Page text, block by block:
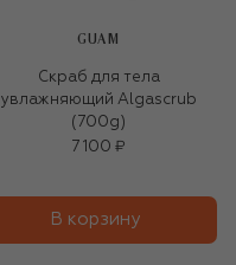
GUAM
Скраб для тела
увлажняющий Algascrub
(700g)
7 100 ₽
В корзину